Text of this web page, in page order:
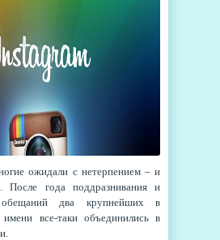
ожидали с нетерпением – и
После года поддразнивания и
обещаний два крупнейших в
все-таки объединились в